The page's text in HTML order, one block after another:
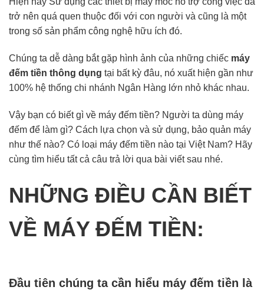
trở nên quá quen thuộc đối với con người và cũng là một
trong số sản phẩm công nghệ hữu ích đó.
Chúng ta dễ dàng bắt gặp hình ảnh của những chiếc máy
đếm tiền thông dụng tại bất kỳ đâu, nó xuất hiện gần như
100% hệ thống chi nhánh Ngân Hàng lớn nhỏ khác nhau.
Vậy bạn có biết gì về máy đếm tiền? Người ta dùng máy
đếm để làm gì? Cách lựa chọn và sử dụng, bảo quản máy
như thế nào? Có loại máy đếm tiền nào tại Việt Nam? Hãy
cùng tìm hiểu tất cả câu trả lời qua bài viết sau nhé.
NHỮNG ĐIỀU CẦN BIẾT
VỀ MÁY ĐẾM TIỀN:
Đầu tiên chúng ta cần hiểu máy đếm tiền là